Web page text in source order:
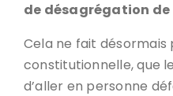
de désagrégation
Cela ne fait désormais
constitutionnelle, que
d’aller en personne